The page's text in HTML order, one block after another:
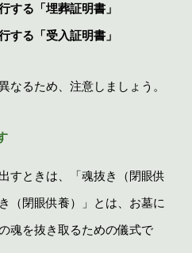
る「埋葬証明書」
る「受入証明書」
なるため、注意しましょう。
すときは、「魂抜き（閉眼供
（閉眼供養）」とは、お墓に
魂を抜き取るための儀式で